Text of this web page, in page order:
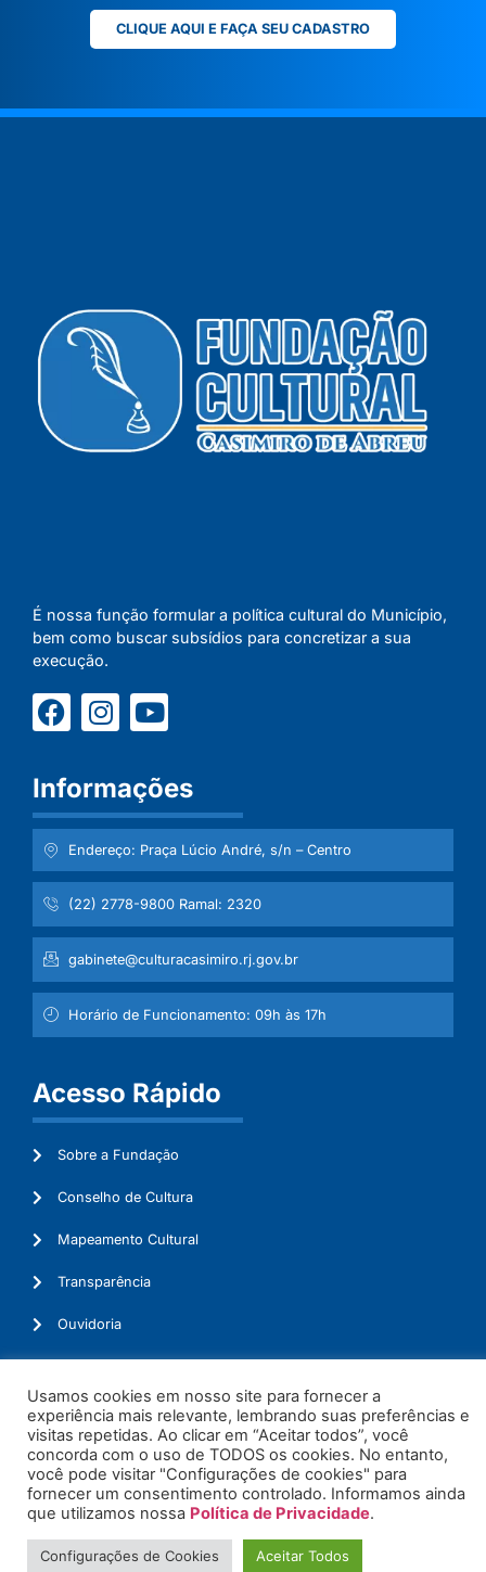
CLIQUE AQUI E FAÇA SEU CADASTRO
É nossa função formular a política cultural do Município,
bem como buscar subsídios para concretizar a sua
execução.
Informações
Endereço: Praça Lúcio André, s/n – Centro
(22) 2778-9800 Ramal: 2320
gabinete@culturacasimiro.rj.gov.br
Horário de Funcionamento: 09h às 17h
Acesso Rápido
Sobre a Fundação
Conselho de Cultura
Mapeamento Cultural
Transparência
Ouvidoria
© 2026. Todos os Direitos Reservados.
Usamos cookies em nosso site para fornecer a
experiência mais relevante, lembrando suas preferências e
visitas repetidas. Ao clicar em “Aceitar todos”, você
concorda com o uso de TODOS os cookies. No entanto,
você pode visitar "Configurações de cookies" para
fornecer um consentimento controlado. Informamos ainda
que utilizamos nossa Política de Privacidade.
Configurações de Cookies Aceitar Todos